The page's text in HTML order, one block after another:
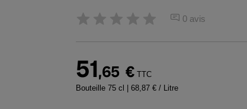
0 avis
51,65 € TTC
Bouteille 75 cl
| 68,87 € / Litre